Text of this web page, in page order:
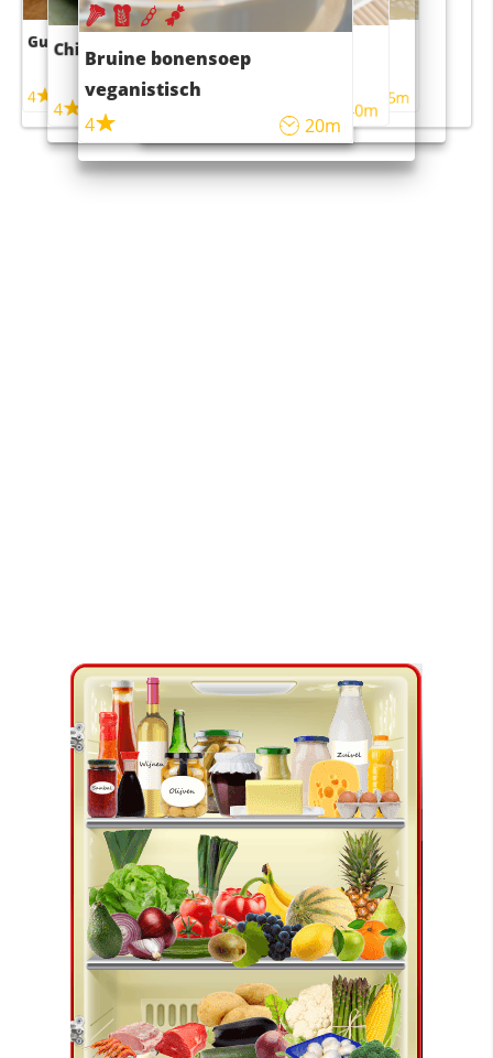
Guacamole
4
Chili con carne
4 45m
Bruine bonensoep
veganistisch
4
20m
Sushi rijstsalade
maaltijdsalade
40m
4 55m